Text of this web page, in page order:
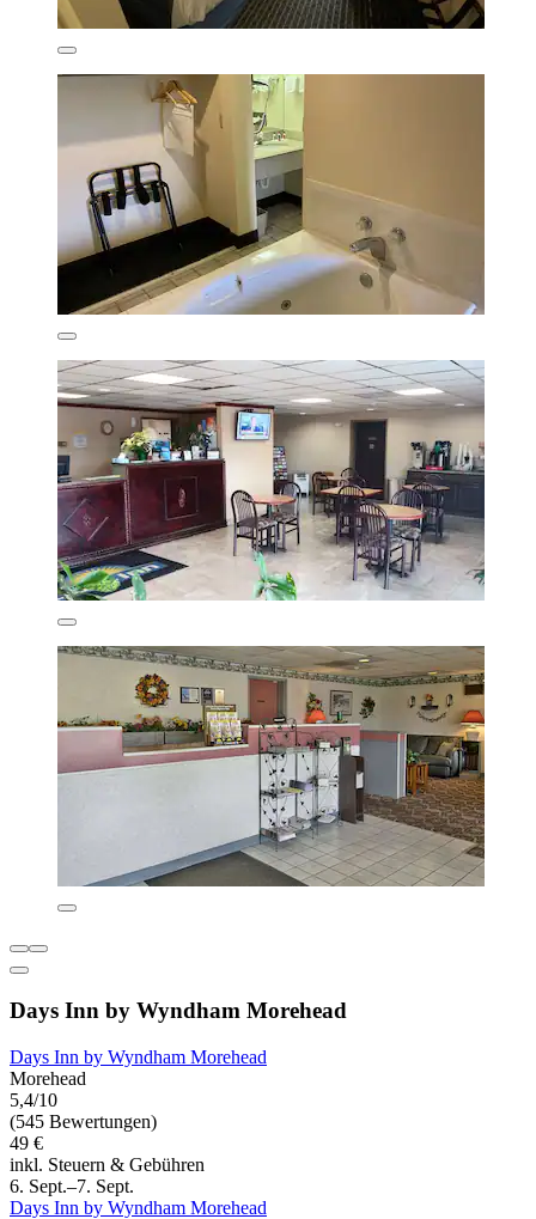
Days Inn by Wyndham Morehead
Days Inn by Wyndham Morehead
Morehead
5,4/10
(545 Bewertungen)
49 €
inkl. Steuern & Gebühren
6. Sept.–7. Sept.
Days Inn by Wyndham Morehead